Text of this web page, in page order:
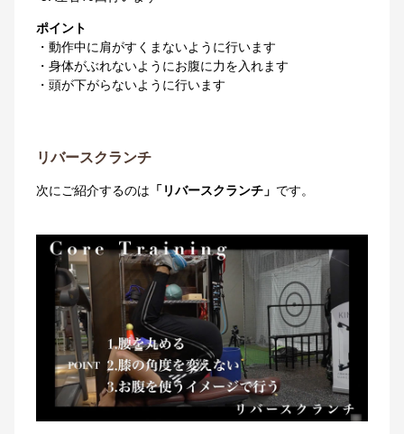
ポイント
・動作中に肩がすくまないように行います
・身体がぶれないようにお腹に力を入れます
・頭が下がらないように行います
リバースクランチ
次にご紹介するのは 「リバースクランチ」 です。